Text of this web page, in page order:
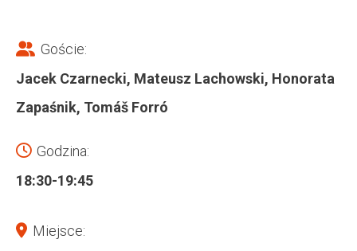
Goście:
Jacek Czarnecki, Mateusz Lachowski, Honorata
Zapaśnik, Tomáš Forró
Godzina:
18:30-19:45
Miejsce: